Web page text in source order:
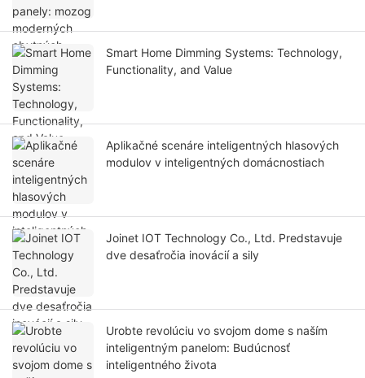
Smart Home Dimming Systems: Technology,
Functionality, and Value
Aplikačné scenáre inteligentných hlasových
modulov v inteligentných domácnostiach
Joinet IOT Technology Co., Ltd. Predstavuje
dve desaťročia inovácií a sily
Urobte revolúciu vo svojom dome s naším
inteligentným panelom: Budúcnosť
inteligentného života